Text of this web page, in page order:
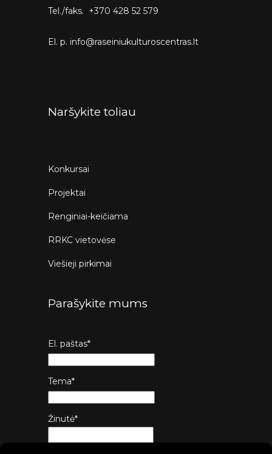
Tel./faks. +370 428 52 579
El. p. info@raseiniukulturoscentras.lt
Naršykite toliau
Konkursai
Projektai
Renginiai-keičiama
RRKC vietovėse
Viešieji pirkimai
Parašykite mums
El. paštas*
Tema*
Žinutė*